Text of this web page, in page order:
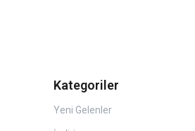
Kategoriler
Yeni Gelenler